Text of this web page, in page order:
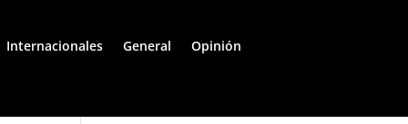
Internacionales General Opinión